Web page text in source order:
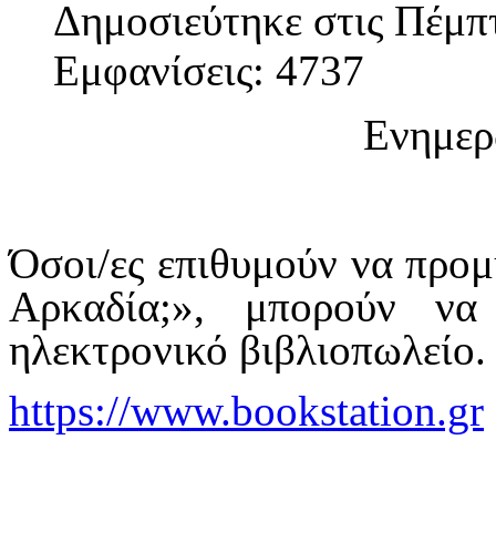
Δημοσιεύτηκε στις
Εμφανίσεις: 4737
Όσοι/ες επιθυμούν να
Αρκαδία;», μπορούν να
ηλεκτρονικό βιβλιοπωλείο.
https://www.bookstation.gr